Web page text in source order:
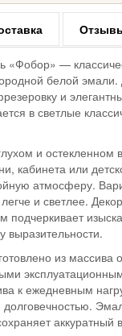
«Фобор» —
белой эмали.
и
в светлые
и остекленном
кабинета или
атмосферу.
и светлее.
подчеркивает
выразительности.
из
к ежедневным
аккуратный